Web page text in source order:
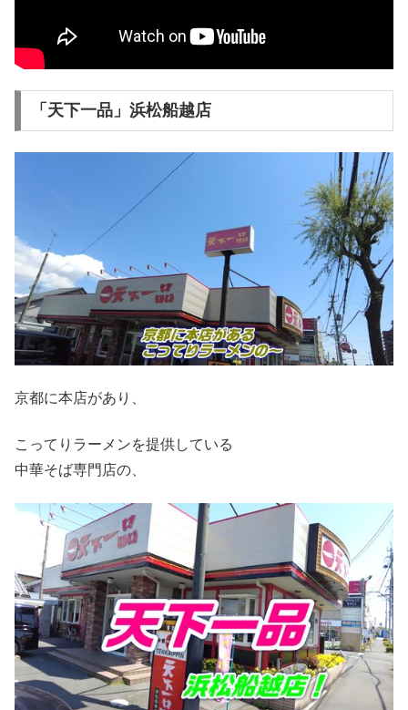
「天下一品」浜松船越店
京都に本店があり、
こってりラーメンを提供している
中華そば専門店の、